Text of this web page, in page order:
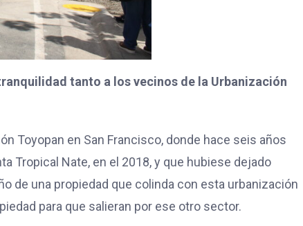
tanto a los vecinos de la Urbanización
Toyopan en San Francisco, donde hace seis años
Tropical Nate, en el 2018, y que hubiese dejado
de una propiedad que colinda con esta urbanización
para que salieran por ese otro sector.